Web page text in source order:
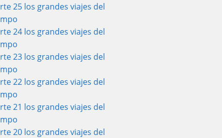
25 los grandes viajes del
24 los grandes viajes del
23 los grandes viajes del
22 los grandes viajes del
21 los grandes viajes del
20 los grandes viajes del